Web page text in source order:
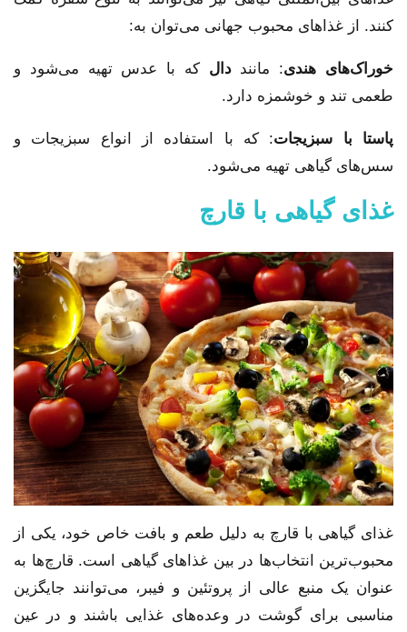
کنند. از غذاهای محبوب جهانی می‌توان به:
خوراک‌های هندی: ماننددال که با عدس تهیه می‌شود و
طعمی تند و خوشمزه دارد.
پاستا با سبزیجات: که با استفاده از انواع سبزیجات و
سس‌های گیاهی تهیه می‌شود.
غذای گیاهی با قارچ
غذای گیاهی با قارچ به دلیل طعم و بافت خاص خود، یکی از
محبوب‌ترین انتخاب‌ها در بین غذاهای گیاهی است. قارچ‌ها به
عنوان یک منبع عالی از پروتئین و فیبر، می‌توانند جایگزین
مناسبی برای گوشت در وعده‌های غذایی باشند و در عین